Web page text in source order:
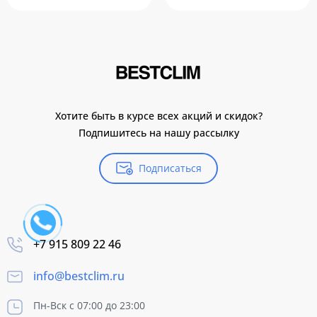
Хотите быть в курсе всех акций и скидок?
Подпишитесь на нашу рассылку
Подписаться
+7 915 809 22 46
info@bestclim.ru
Пн-Вск с 07:00 до 23:00